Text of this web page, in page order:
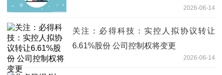
2026-06-14
关注：必得科技：实控人拟协议转让
6.61%股份 公司控制权将变更
2026-06-14